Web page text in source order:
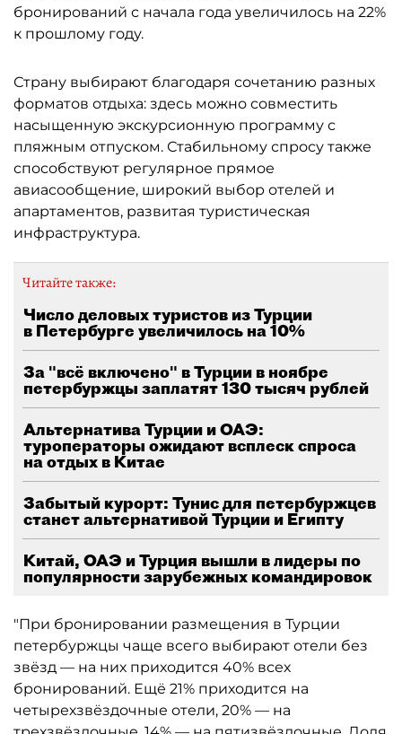
бронирований с начала года увеличилось на 22%
к прошлому году.
Страну выбирают благодаря сочетанию разных
форматов отдыха: здесь можно совместить
насыщенную экскурсионную программу с
пляжным отпуском. Стабильному спросу также
способствуют регулярное прямое
авиасообщение, широкий выбор отелей и
апартаментов, развитая туристическая
инфраструктура.
Читайте также:
Число деловых туристов из Турции
в Петербурге увеличилось на 10%
За "всё включено" в Турции в ноябре
петербуржцы заплатят 130 тысяч рублей
Альтернатива Турции и ОАЭ:
туроператоры ожидают всплеск спроса
на отдых в Китае
Забытый курорт: Тунис для петербуржцев
станет альтернативой Турции и Египту
Китай, ОАЭ и Турция вышли в лидеры по
популярности зарубежных командировок
"При бронировании размещения в Турции
петербуржцы чаще всего выбирают отели без
звёзд — на них приходится 40% всех
бронирований. Ещё 21% приходится на
четырехзвёздочные отели, 20% — на